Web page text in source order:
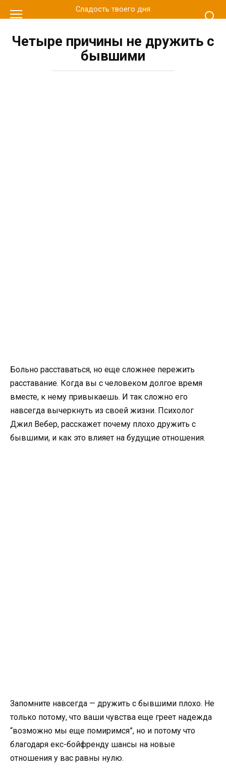
к
Сладость твоего дня
Четыре причины не дружить с
бывшими
Больно расставаться, но еще сложнее пережить
расставание. Когда вы с человеком долгое время
вместе, к нему привыкаешь. И так сложно его
навсегда вычеркнуть из своей жизни. Психолог
Джил Вебер, расскажет почему плохо дружить с
бывшими, и как это влияет на будущие отношения.
Запомните навсегда — дружить с бывшими плохо. Не
только потому, что ваши чувства еще греет надежда
“возможно мы еще помиримся”, но и потому что
благодаря екс-бойфренду шансы на новые
отношения у вас равны нулю.